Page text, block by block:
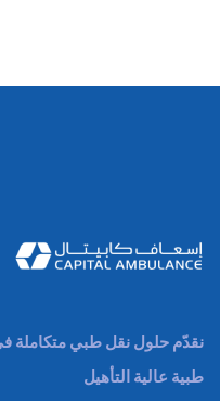
نقدّم حلول نقل طبي متكاملة
طبية عالية التأهيل